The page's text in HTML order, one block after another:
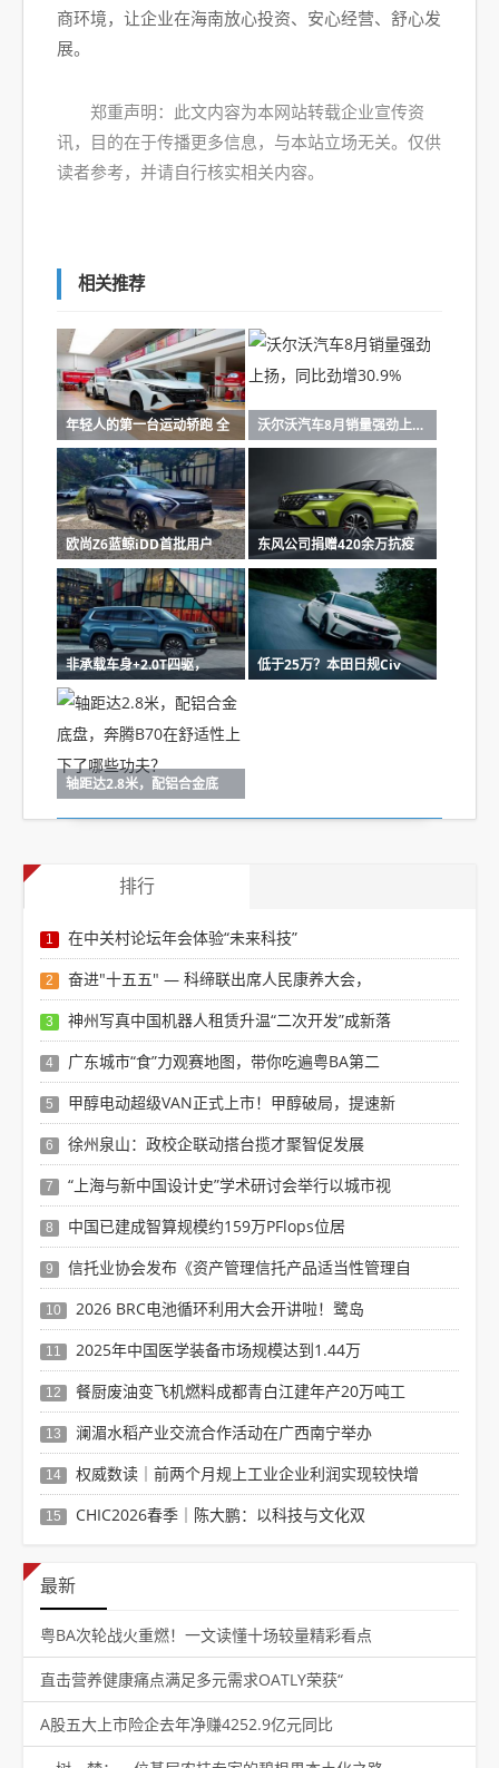
商环境，让企业在海南放心投资、安心经营、舒心发
展。
郑重声明：此文内容为本网站转载企业宣传资
讯，目的在于传播更多信息，与本站立场无关。仅供
读者参考，并请自行核实相关内容。
相关推荐
年轻人的第一台运动轿跑 全 沃尔沃汽车8月销量强劲上扬
欧尚Z6蓝鲸iDD首批用户 东风公司捐赠420余万抗疫
非承载车身+2.0T四驱， 低于25万？本田日规Civ
轴距达2.8米，配铝合金底
排行
1 在中关村论坛年会体验“未来科技”
2 奋进"十五五" — 科缔联出席人民康养大会，
3 神州写真中国机器人租赁升温“二次开发”成新落
4 广东城市“食”力观赛地图，带你吃遍粤BA第二
5 甲醇电动超级VAN正式上市！甲醇破局，提速新
6 徐州泉山：政校企联动搭台揽才聚智促发展
7 “上海与新中国设计史”学术研讨会举行以城市视
8 中国已建成智算规模约159万PFlops位居
9 信托业协会发布《资产管理信托产品适当性管理自
10 2026 BRC电池循环利用大会开讲啦！鹭岛
11 2025年中国医学装备市场规模达到1.44万
12 餐厨废油变飞机燃料成都青白江建年产20万吨工
13 澜湄水稻产业交流合作活动在广西南宁举办
14 权威数读｜前两个月规上工业企业利润实现较快增
15 CHIC2026春季｜陈大鹏：以科技与文化双
最新
粤BA次轮战火重燃！一文读懂十场较量精彩看点
直击营养健康痛点满足多元需求OATLY荣获“
A股五大上市险企去年净赚4252.9亿元同比